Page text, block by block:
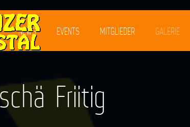
NEWS EVENTS MITGLIEDER GALERIE
Friitig